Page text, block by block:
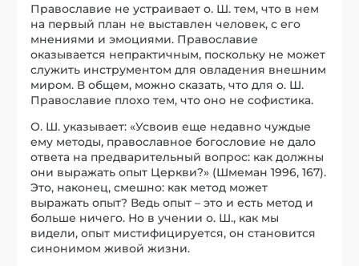
Православие не устраивает о. Ш. тем, что в нем
на первый план не выставлен человек, с его
мнениями и эмоциями. Православие
оказывается непрактичным, поскольку не может
служить инструментом для овладения внешним
миром. В общем, можно сказать, что для о. Ш.
Православие плохо тем, что оно не софистика.
О. Ш. указывает: «Усвоив еще недавно чуждые
ему методы, православное богословие не дало
ответа на предварительный вопрос: как должны
они выражать опыт Церкви?» (Шмеман 1996, 167).
Это, наконец, смешно: как метод может
выражать опыт? Ведь опыт – это и есть метод и
больше ничего. Но в учении о. Ш., как мы
видели, опыт мистифицируется, он становится
синонимом живой жизни.